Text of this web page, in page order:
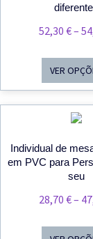
52,30 €–
VER
Individual de
em PVC para
seu
28,70 €–